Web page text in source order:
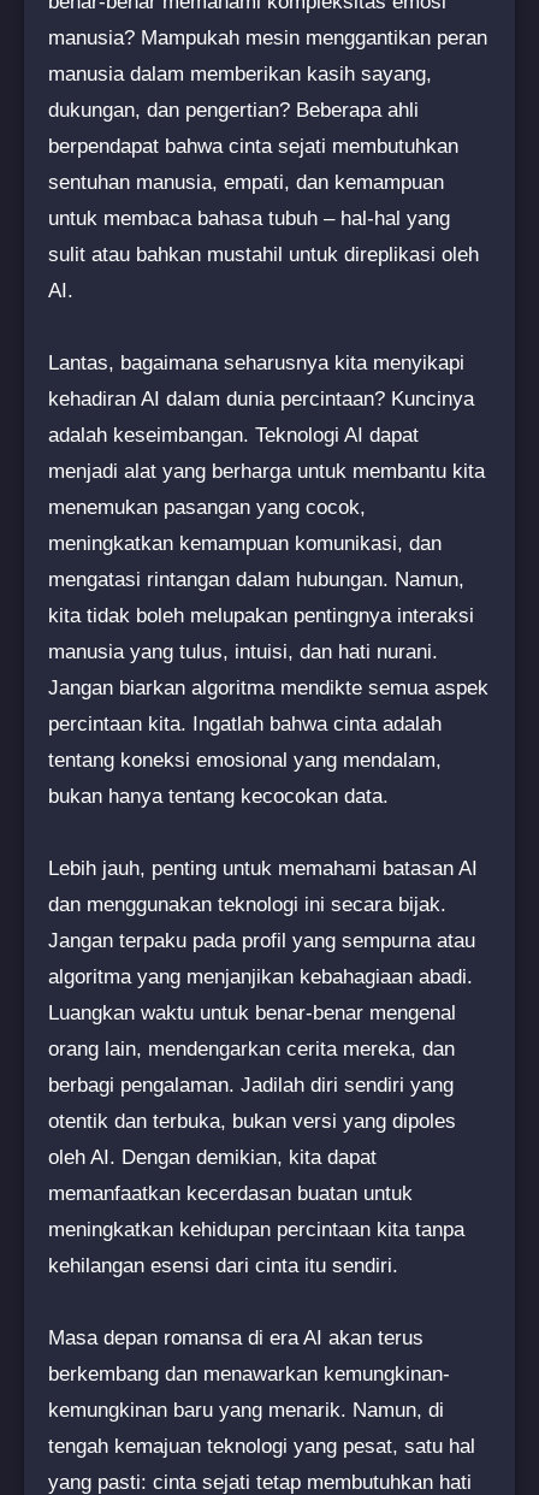
manusia? Mampukah mesin menggantikan peran
manusia dalam memberikan kasih sayang,
dukungan, dan pengertian? Beberapa ahli
berpendapat bahwa cinta sejati membutuhkan
sentuhan manusia, empati, dan kemampuan
untuk membaca bahasa tubuh – hal-hal yang
sulit atau bahkan mustahil untuk direplikasi oleh
AI.
Lantas, bagaimana seharusnya kita menyikapi
kehadiran AI dalam dunia percintaan? Kuncinya
adalah keseimbangan. Teknologi AI dapat
menjadi alat yang berharga untuk membantu kita
menemukan pasangan yang cocok,
meningkatkan kemampuan komunikasi, dan
mengatasi rintangan dalam hubungan. Namun,
kita tidak boleh melupakan pentingnya interaksi
manusia yang tulus, intuisi, dan hati nurani.
Jangan biarkan algoritma mendikte semua aspek
percintaan kita. Ingatlah bahwa cinta adalah
tentang koneksi emosional yang mendalam,
bukan hanya tentang kecocokan data.
Lebih jauh, penting untuk memahami batasan AI
dan menggunakan teknologi ini secara bijak.
Jangan terpaku pada profil yang sempurna atau
algoritma yang menjanjikan kebahagiaan abadi.
Luangkan waktu untuk benar-benar mengenal
orang lain, mendengarkan cerita mereka, dan
berbagi pengalaman. Jadilah diri sendiri yang
otentik dan terbuka, bukan versi yang dipoles
oleh AI. Dengan demikian, kita dapat
memanfaatkan kecerdasan buatan untuk
meningkatkan kehidupan percintaan kita tanpa
kehilangan esensi dari cinta itu sendiri.
Masa depan romansa di era AI akan terus
berkembang dan menawarkan kemungkinan-
kemungkinan baru yang menarik. Namun, di
tengah kemajuan teknologi yang pesat, satu hal
yang pasti: cinta sejati tetap membutuhkan hati